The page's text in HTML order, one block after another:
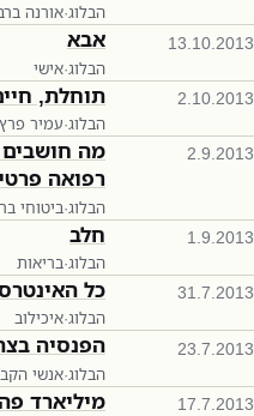
הבלוג·אורנה
13.10.2013 אבא
הבלוג·אישי
2.10.2013 תוחלת,
הבלוג·עמיר פרץ
2.9.2013
מה
רפואה
הבלוג·ביטוחי
1.9.2013 חלב
הבלוג·בריאות
31.7.2013 כל
הבלוג·איכילוב
23.7.2013 הפנסיה
הבלוג·אנשי
17.7.2013 מיליארד